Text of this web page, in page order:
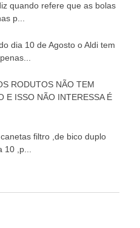
quando refere que as bolas
p...
dia 10 de Agosto o Aldi tem
RODUTOS NÃO TEM
E ISSO NÃO INTERESSA É
filtro ,de bico duplo
,p...